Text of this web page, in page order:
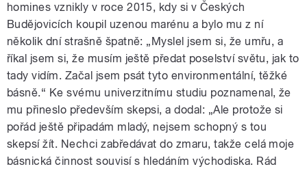
homines vznikly v roce 2015, kdy si v Českých
Budějovicích koupil uzenou marénu a bylo mu z ní
několik dní strašně špatně: „Myslel jsem si, že umřu, a
říkal jsem si, že musím ještě předat poselství světu, jak to
tady vidím. Začal jsem psát tyto environmentální, těžké
básně.“ Ke svému univerzitnímu studiu poznamenal, že
mu přineslo především skepsi, a dodal: „Ale protože si
pořád ještě připadám mladý, nejsem schopný s tou
skepsí žít. Nechci zabředávat do zmaru, takže celá moje
básnická činnost souvisí s hledáním východiska. Rád